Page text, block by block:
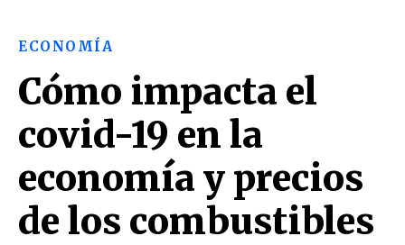
ECONOMÍA
Cómo impacta el
covid-19 en la
economía y precios
de los combustibles